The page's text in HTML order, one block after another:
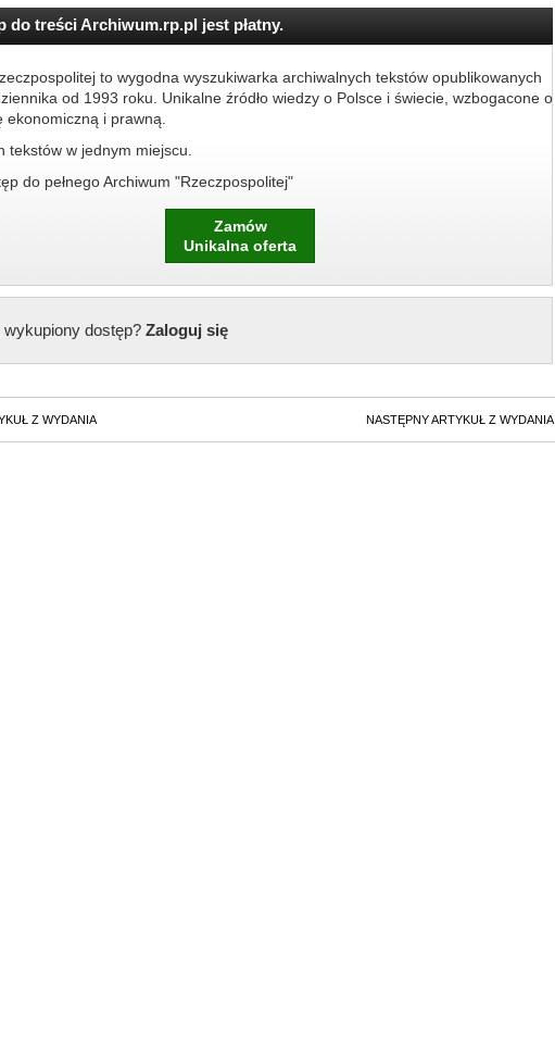
do treści Archiwum.rp.pl jest płatny.
to wygodna wyszukiwarka archiwalnych tekstów opublikowanych
od 1993 roku. Unikalne źródło wiedzy o Polsce i świecie, wzbogacone o
ekonomiczną i prawną.
tekstów w jednym miejscu.
do pełnego Archiwum "Rzeczpospolitej"
Zamów
Unikalna oferta
dostęp?Zaloguj się
Z WYDANIA NASTĘPNY ARTYKUŁ Z WYDANIA